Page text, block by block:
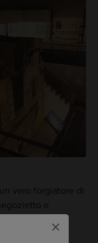
×
vero forgiatore di
e
In questa
e molti